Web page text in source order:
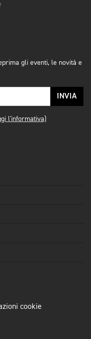
gli eventi, le novità e
INVIA
l'informativa)
cookie